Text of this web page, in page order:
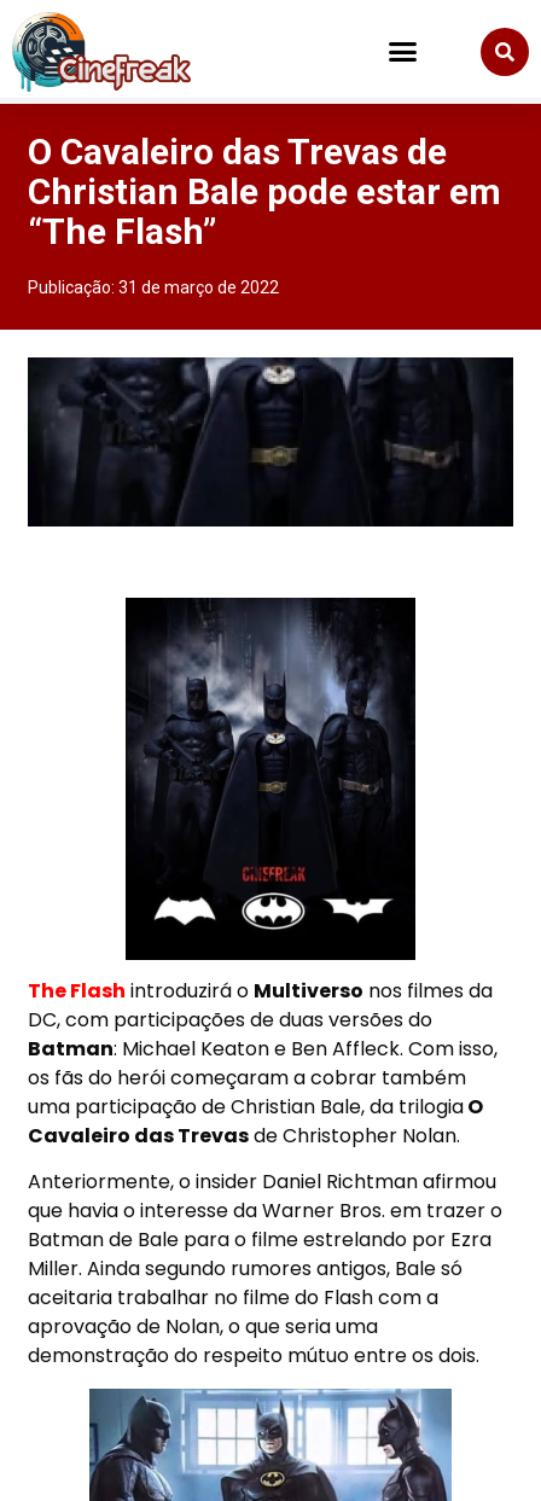
O Cavaleiro das Trevas de
Christian Bale pode estar em
“The Flash”
Publicação:31 de março de 2022
The Flash introduzirá o Multiverso nos filmes da
DC, com participações de duas versões do
Batman: Michael Keaton e Ben Affleck. Com isso,
os fãs do herói começaram a cobrar também
uma participação de Christian Bale, da trilogiaO
Cavaleiro das Trevasde Christopher Nolan.
Anteriormente, o insider Daniel Richtman afirmou
que havia o interesse da Warner Bros. em trazer o
Batman de Bale para o filme estrelando por Ezra
Miller. Ainda segundo rumores antigos, Bale só
aceitaria trabalhar no filme do Flash com a
aprovação de Nolan, o que seria uma
demonstração do respeito mútuo entre os dois.